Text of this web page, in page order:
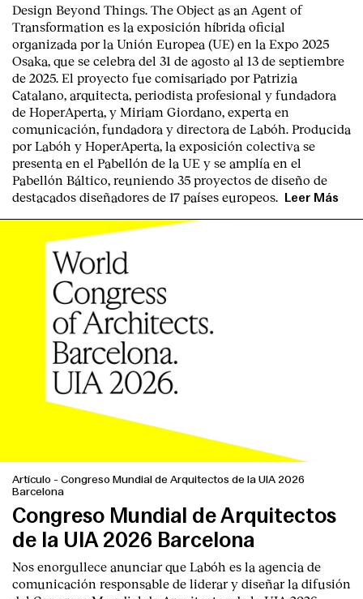
Design Beyond Things. The Object as an Agent of
Transformation es la exposición híbrida oficial
organizada por la Unión Europea (UE) en la Expo 2025
Osaka, que se celebra del 31 de agosto al 13 de septiembre
de 2025. El proyecto fue comisariado porPatrizia
Catalano, arquitecta, periodista profesional y fundadora
de HoperAperta, y Miriam Giordano, experta en
comunicación, fundadora y directora de Labóh. Producida
porLabóh y HoperAperta, la exposición colectiva se
presenta en el Pabellón de la UE y se amplía en el
Pabellón Báltico, reuniendo 35 proyectos de diseño de
destacados diseñadores de 17 países europeos. Leer Más
Artículo - Congreso Mundial de Arquitectos de la UIA 2026
Barcelona
Congreso Mundial de Arquitectos
de la UIA 2026 Barcelona
Nos enorgullece anunciar que Labóh es la agencia de
comunicación responsable de liderar y diseñar la difusión